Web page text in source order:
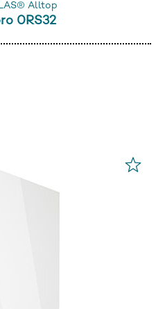
Alltop
0RS32